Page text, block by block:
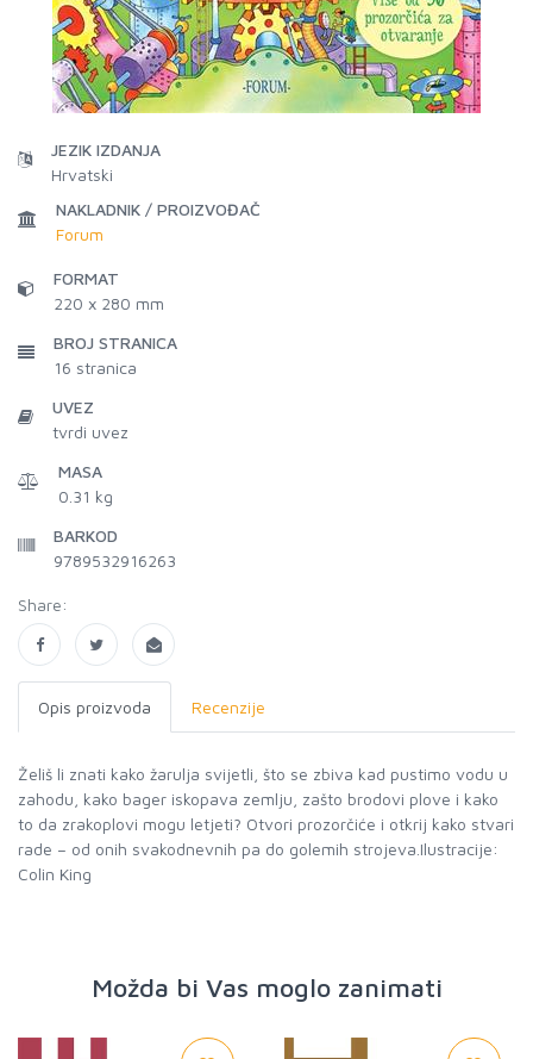
JEZIK IZDANJA
Hrvatski
NAKLADNIK / PROIZVOĐAČ
Forum
FORMAT
220 x 280 mm
BROJ STRANICA
16 stranica
UVEZ
tvrdi uvez
MASA
0.31 kg
BARKOD
9789532916263
Share:
Opis proizvoda Recenzije
Želiš li znati kako žarulja svijetli, što se zbiva kad pustimo vodu u
zahodu, kako bager iskopava zemlju, zašto brodovi plove i kako
to da zrakoplovi mogu letjeti? Otvori prozorčiće i otkrij kako stvari
rade – od onih svakodnevnih pa do golemih strojeva.Ilustracije:
Možda bi Vas moglo zanimati